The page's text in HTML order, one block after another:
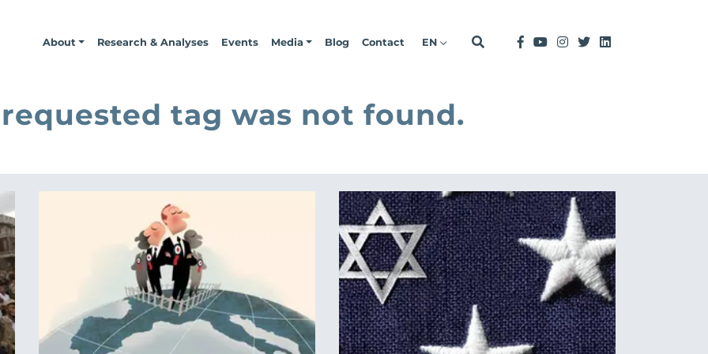
About Research & Analyses Events Media Blog Contact EN
tag was not found.